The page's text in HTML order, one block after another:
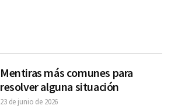
Mentiras más comunes para
resolver alguna situación
23 de junio de 2026